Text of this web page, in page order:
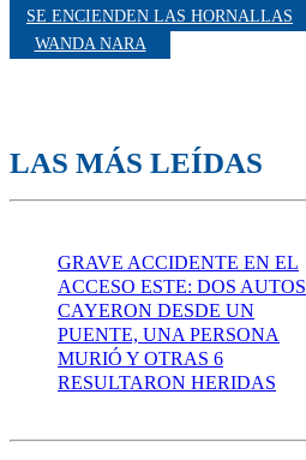
SE ENCIENDEN LAS HORNALLAS
WANDA NARA
LAS MÁS LEÍDAS
GRAVE ACCIDENTE EN EL
ACCESO ESTE: DOS AUTOS
CAYERON DESDE UN
PUENTE, UNA PERSONA
MURIÓ Y OTRAS 6
RESULTARON HERIDAS